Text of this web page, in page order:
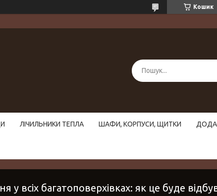
Кошик
ЛІЧИЛЬНИКИ ТЕПЛА ШАФИ, КОРПУСИ, ЩИТКИ
всіх багатоповерхівках: як це буде